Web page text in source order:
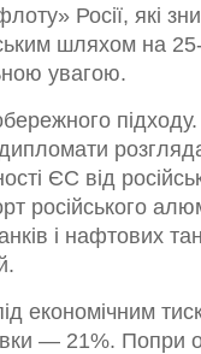
Росії, які
шляхом на 25-
увагою.
ЄС від
російського
і нафтових
економічним
— 21%. Попри